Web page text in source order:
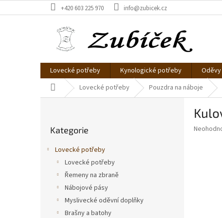
na
+420 603 225 970 info@zubicek.cz
Lovecké potřeby Kynologické potřeby
Domů Lovecké potřeby Pouzdra na náboje
kategorie
Kategorie
Lovecké potřeby
Lovecké potřeby
Řemeny na zbraně
Nábojové pásy
Myslivecké oděvní doplňky
Brašny a batohy
Průměrné